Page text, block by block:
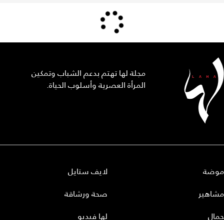
مجلة لها تهتم بدعم الشباب وتمكين
المرأة العصرية وأسلوب الحياة.
موضة
مشاهير
جمال
لايف ستايل
صحة ورشاقة
لها فيديو